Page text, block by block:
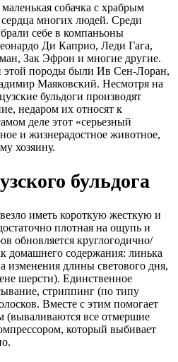
собачка с храбрым
сердца многих людей. Среди
себе в компаньоны
Ди Каприо, Леди Гага,
Зак Эфрон и многие другие.
этой породы были Ив Сен-Лоран,
Маяковский. Несмотря на
бульдоги производят
недаром их относят к
деле этот «серьезный
и жизнерадостное животное,
хозяину.
бульдога
иметь короткую жесткую и
плотная на ощупь и
обновляется круглогодично/
домашнего содержания: линька
изменения длины светового дня,
шерсти). Единственное
стриппинг (по типу
Вместе с этим помогает
(вываливаются все отмершие
который выбивает